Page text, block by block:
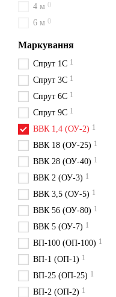
4 м 0
6 м 0
Маркування
Спрут 1С 1
Спрут 3С 1
Спрут 6С 1
Спрут 9С 1
ВВК 1,4 (ОУ-2) 1
ВВК 18 (ОУ-25) 1
ВВК 28 (ОУ-40) 1
ВВК 2 (ОУ-3) 1
ВВК 3,5 (ОУ-5) 1
ВВК 56 (ОУ-80) 1
ВВК 5 (ОУ-7) 1
ВП-100 (ОП-100) 1
ВП-1 (ОП-1) 1
ВП-25 (ОП-25) 1
ВП-2 (ОП-2) 1